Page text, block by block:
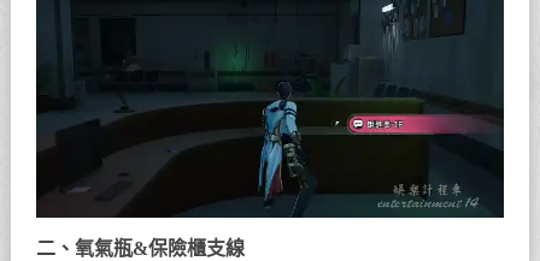
二、氧氣瓶&保險櫃支線